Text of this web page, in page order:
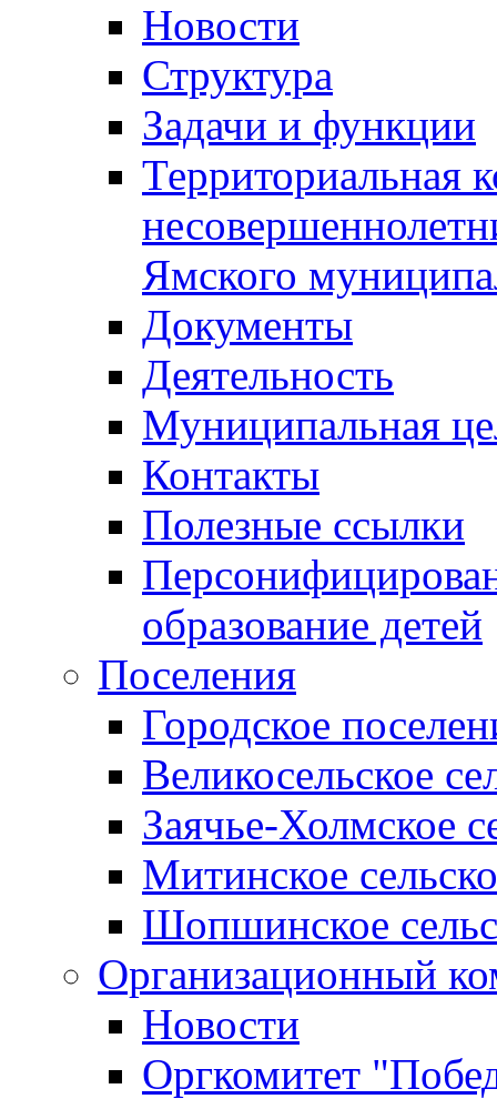
Новости
Структура
Задачи и функции
Территориальная
Ямского
Документы
Деятельность
Муниципальная
Контакты
Полезные ссылки
образование детей
Поселения
Городское
Великосельское
Заячье-Холмское
Митинское
Шопшинское
Организационный
Новости
Оргкомитет